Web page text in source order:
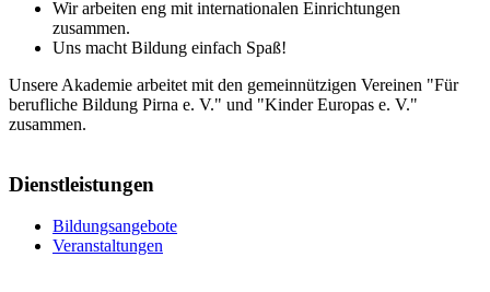
Wir arbeiten eng mit internationalen Einrichtungen
zusammen.
Uns macht Bildung einfach Spaß!
Unsere Akademie arbeitet mit den gemeinnützigen Vereinen "Für
berufliche Bildung Pirna e. V." und "Kinder Europas e. V."
zusammen.
Dienstleistungen
Bildungsangebote
Veranstaltungen